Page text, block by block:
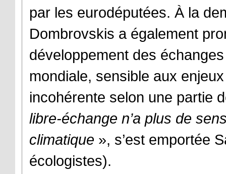
par les eurodéputées. À la
Dombrovskis a également
développement des
mondiale, sensible aux
incohérente selon une partie
libre-échange n’a plus de
climatique », s’est emportée
écologistes).